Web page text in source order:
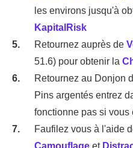
les environs jusqu'à
KapitalRisk
Retournez auprès de
51.6) pour obtenir la
Retournez au Donjon
Pins argentés entrez
fonctionne pas si vous
Faufilez vous à l'aide
Camouflage et